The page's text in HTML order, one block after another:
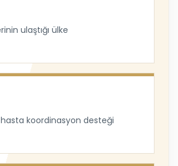
ulaştığı ülke
koordinasyon desteği